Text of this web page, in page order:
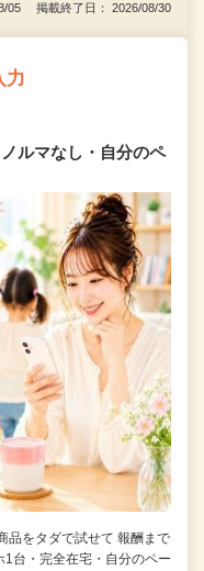
05 掲載終了日： 2026/08/30
力
ルマなし・自分のペ
をタダで試せて 報酬まで
1台・完全在宅・自分のペー